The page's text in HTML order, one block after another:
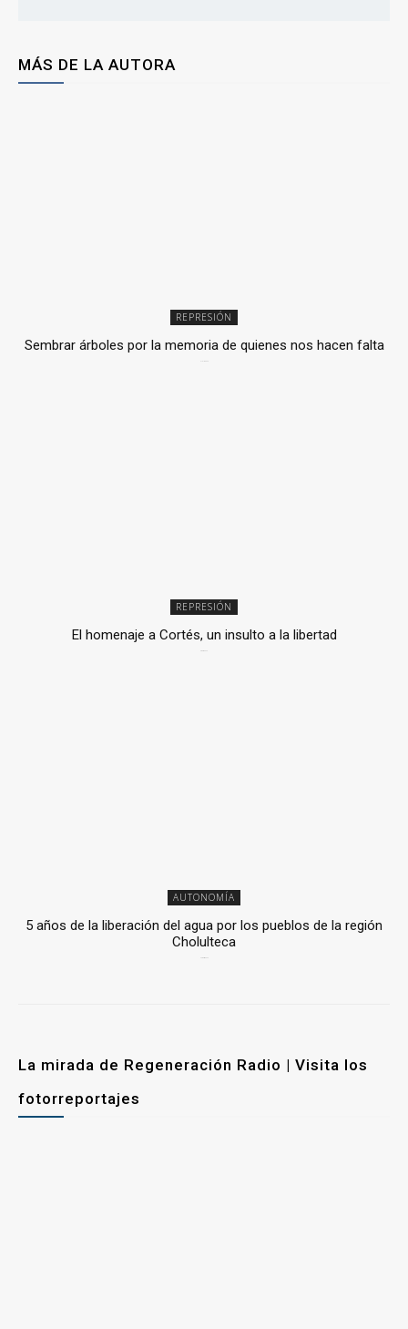
MÁS DE LA AUTORA
REPRESIÓN
Sembrar árboles por la memoria de quienes nos hacen falta
REPRESIÓN
El homenaje a Cortés, un insulto a la libertad
AUTONOMÍA
5 años de la liberación del agua por los pueblos de la región
Cholulteca
La mirada de Regeneración Radio | Visita los
fotorreportajes